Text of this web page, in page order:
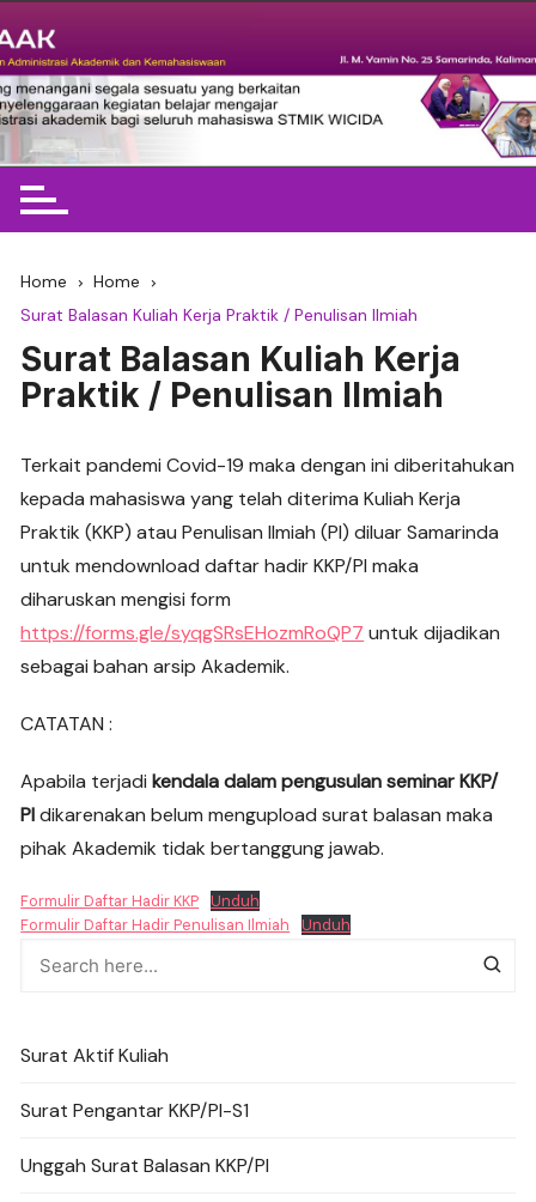
to
content
BAAK STMIK Widya Cipta
Dharma
Home
Home
Surat Balasan Kuliah Kerja Praktik / Penulisan Ilmiah
Surat Balasan Kuliah Kerja
Praktik / Penulisan Ilmiah
Terkait pandemi Covid-19 maka dengan ini diberitahukan
kepada mahasiswa yang telah diterima Kuliah Kerja
Praktik (KKP) atau Penulisan Ilmiah (PI) diluar Samarinda
untuk mendownload daftar hadir KKP/PI maka
diharuskan mengisi form
https://forms.gle/syqgSRsEHozmRoQP7 untuk dijadikan
sebagai bahan arsip Akademik.
CATATAN :
Apabila terjadikendala dalam pengusulan seminar KKP/
PIdikarenakan belum mengupload surat balasan maka
pihak Akademik tidak bertanggung jawab.
Formulir Daftar Hadir KKP Unduh
Formulir Daftar Hadir Penulisan Ilmiah
Unduh
Surat Aktif Kuliah
Surat Pengantar KKP/PI-S1
Unggah Surat Balasan KKP/PI